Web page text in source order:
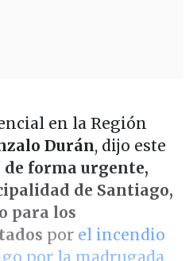
en la Región
Durán, dijo este
de forma urgente,
de Santiago,
para los
por el incendio
por la madrugada